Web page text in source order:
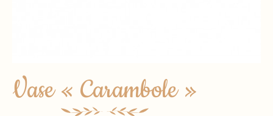
Vase « Carambole »